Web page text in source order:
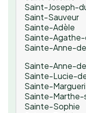
Saint-Joseph-
Saint-Sauveur
Sainte-Adèle
Sainte-
Sainte-Anne-
Sainte-Anne-
Sainte-Lucie-
Sainte-
Sainte-
Sainte-Sophie